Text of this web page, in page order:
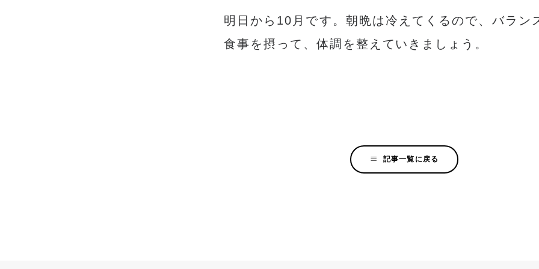
明日から10月です。朝晩は冷えてくるので、バラン
食事を摂って、体調を整えていきましょう。
記事一覧に戻る